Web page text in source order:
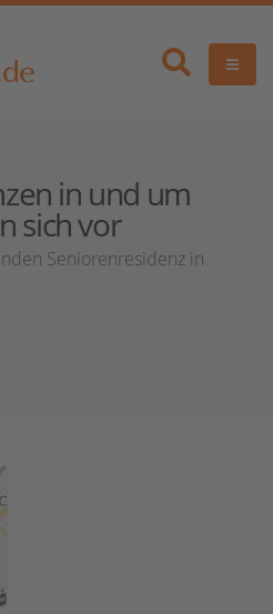
in und um
sich vor
Seniorenresidenz in